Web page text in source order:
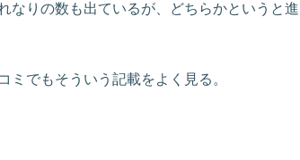
りの数も出ているが、どちらかというと進
でもそういう記載をよく見る。